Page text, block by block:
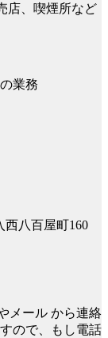
店、喫煙所など
業務
西八百屋町160
メール から連絡
ので、もし電話